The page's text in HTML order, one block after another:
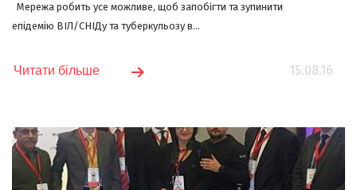
Мережа робить усе можливе, щоб запобігти та зупинити
епідемію ВІЛ/СНІДу та туберкульозу в...
15.08.16
Читати більше